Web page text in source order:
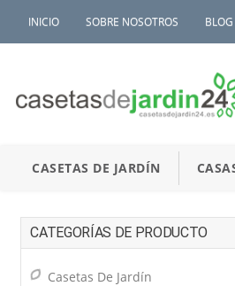
INICIO SOBRE NOSOTROS BLOG
CASETAS DE JARDÍN
CATEGORÍAS DE PRODUCTO
Casetas De Jardín